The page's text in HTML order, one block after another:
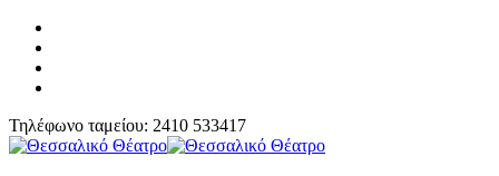
Τηλέφωνο ταμείου: 2410 533417